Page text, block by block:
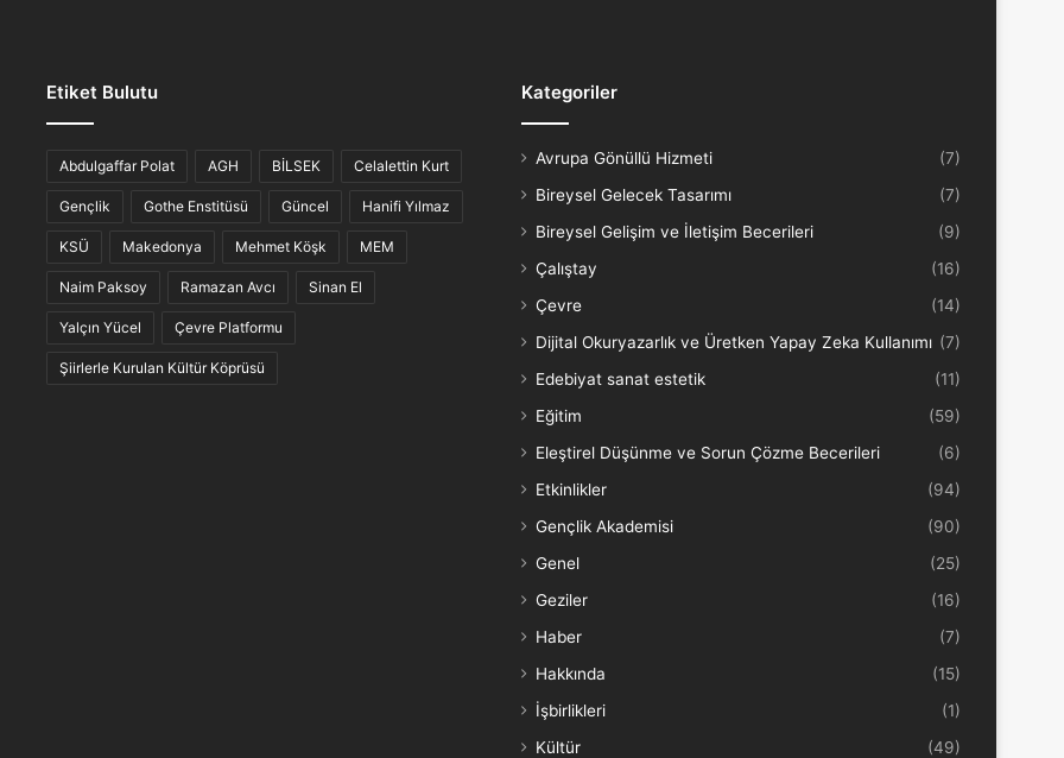
Ahvali
Türkülerinin “Anlam Ağları” Keşfedildi
Etiket Bulutu
Abdulgaffar Polat AGH BİLSEK Celalettin Kurt
Gençlik Gothe Enstitüsü Güncel Hanifi Yılmaz
KSÜ Makedonya Mehmet Köşk MEM
Naim Paksoy Ramazan Avcı Sinan El
Yalçın Yücel Çevre Platformu
Şiirlerle Kurulan Kültür Köprüsü
Kategoriler
Avrupa Gönüllü Hizmeti
(7)
Bireysel Gelecek Tasarımı
(7)
Bireysel Gelişim ve İletişim Becerileri
(9)
Çalıştay
(16)
Çevre
(14)
Dijital Okuryazarlık ve Üretken Yapay Zeka Kullanımı (7)
Edebiyat sanat estetik
(11)
Eğitim
(59)
Eleştirel Düşünme ve Sorun Çözme Becerileri
(6)
Etkinlikler
(94)
Gençlik Akademisi
(90)
Genel
(25)
Geziler
(16)
Haber
(7)
Hakkında
(15)
İşbirlikleri
(1)
Kültür
(49)